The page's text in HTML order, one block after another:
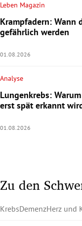
Leben Magazin
Krampfadern: Wann
gefährlich werden
01.08.2026
Analyse
Lungenkrebs:
erst spät erkannt
01.08.2026
Zu den
KrebsDemenzHerz und